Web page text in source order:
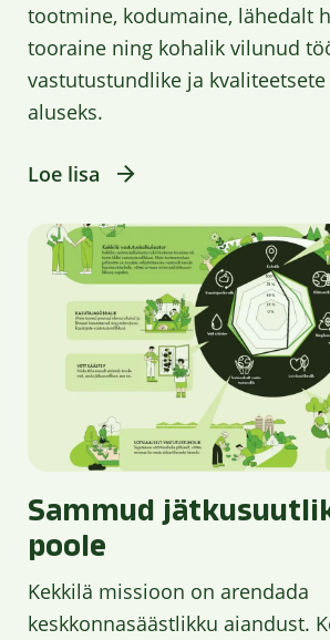
tootmine, kodumaine, lähedalt
tooraine ning kohalik vilunud
vastutustundlike ja
aluseks.
Loe lisa
Sammud
poole
Kekkilä missioon on arendada
keskkonnasäästlikku aiandust.